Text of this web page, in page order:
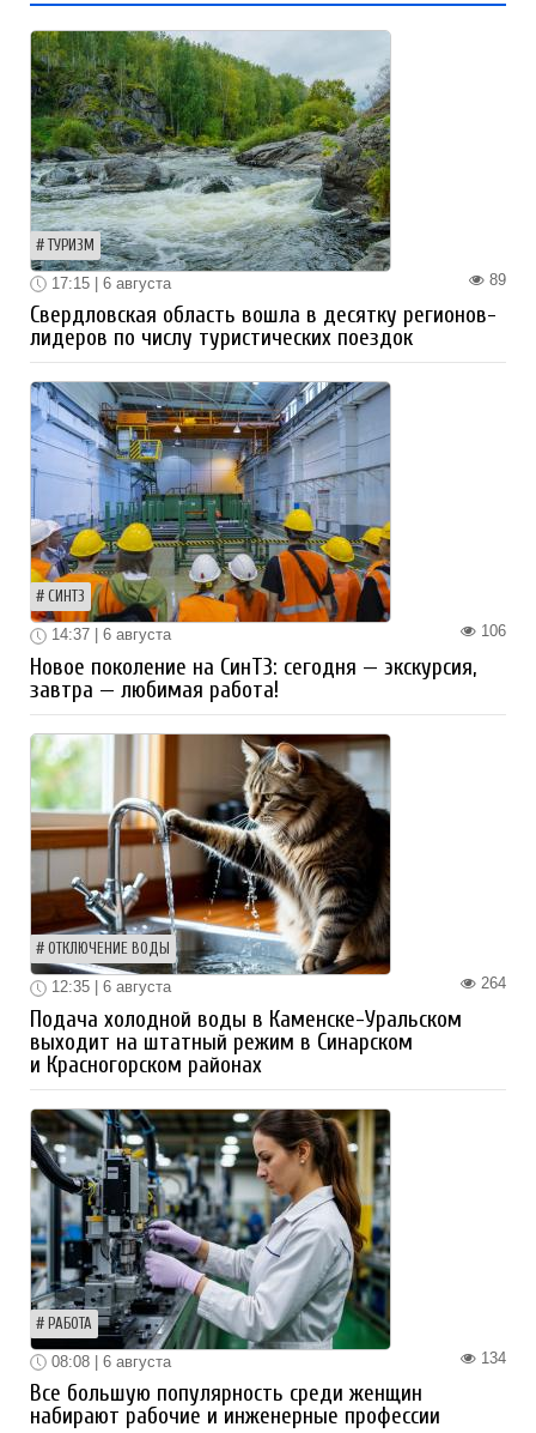
ТУРИЗМ
89
17:15 | 6 августа
Свердловская область вошла в десятку регионов-
лидеров по числу туристических поездок
СИНТЗ
106
14:37 | 6 августа
Новое поколение на СинТЗ: сегодня — экскурсия,
завтра — любимая работа!
ОТКЛЮЧЕНИЕ ВОДЫ
264
12:35 | 6 августа
Подача холодной воды в Каменске-Уральском
выходит на штатный режим в Синарском
и Красногорском районах
РАБОТА
134
08:08 | 6 августа
Все большую популярность среди женщин
набирают рабочие и инженерные профессии